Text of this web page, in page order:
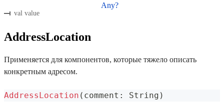
val value
Any?
AddressLocation
Применяется для компонентов, которые тяжело описать
конкретным адресом.
AddressLocation ( comment : String )